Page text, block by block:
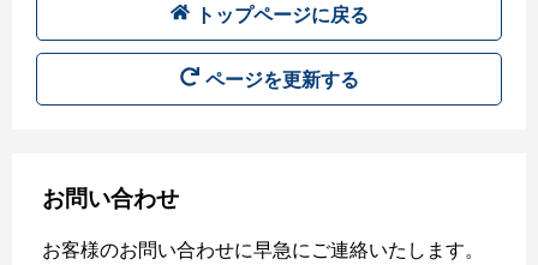
トップページに戻る
ページを更新する
お問い合わせ
お客様のお問い合わせに早急にご連絡いたします。